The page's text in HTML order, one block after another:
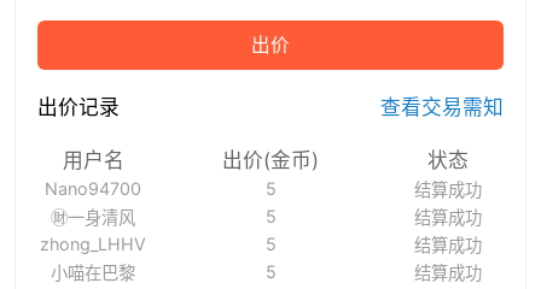
出价
出价记录 查看交易需知
用户名 出价(金币) 状态
Nano94700 5
结算成功
㊖一身清风
5
结算成功
zhong_LHHV
5
结算成功
小喵在巴黎
5 结算成功